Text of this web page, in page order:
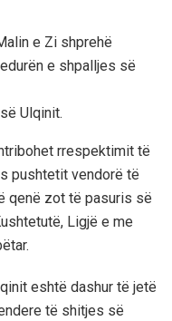
e Zi shprehë
e shpalljes së
Ulqinit.
rrespektimit të
pushtetit vendorë të
qenë zot të pasuris së
Ligjë e me
eshtë dashur të jetë
të shitjes së